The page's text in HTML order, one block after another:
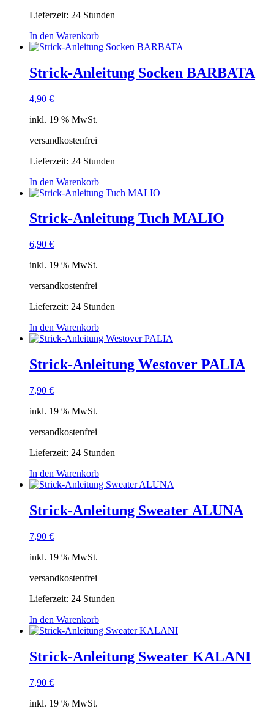
Lieferzeit: 24 Stunden
In den Warenkorb
Strick-Anleitung Socken BARBATA
4,90 €
inkl. 19 % MwSt.
versandkostenfrei
Lieferzeit: 24 Stunden
In den Warenkorb
Strick-Anleitung Tuch MALIO
6,90 €
inkl. 19 % MwSt.
versandkostenfrei
Lieferzeit: 24 Stunden
In den Warenkorb
Strick-Anleitung Westover PALIA
7,90 €
inkl. 19 % MwSt.
versandkostenfrei
Lieferzeit: 24 Stunden
In den Warenkorb
Strick-Anleitung Sweater ALUNA
7,90 €
inkl. 19 % MwSt.
versandkostenfrei
Lieferzeit: 24 Stunden
In den Warenkorb
Strick-Anleitung Sweater KALANI
7,90 €
inkl. 19 % MwSt.